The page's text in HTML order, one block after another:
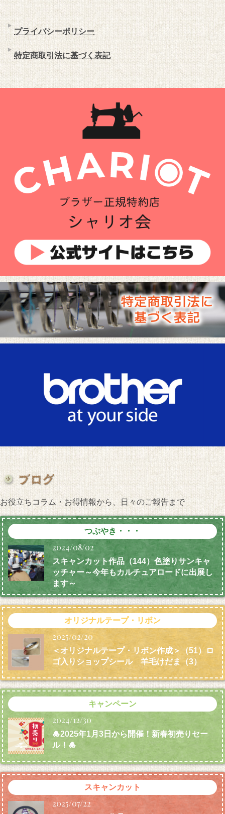
プライバシーポリシー
特定商取引法に基づく表記
お役立ちコラム・お得情報から、日々のご報告まで
つぶやき・・・
2024/08/02
スキャンカット作品（144）色塗りサンキャ
ッチャー～今年もカルチュアロードに出展し
ます～
オリジナルテープ・リボン
2025/02/20
＜オリジナルテープ・リボン作成＞（51）ロ
ゴ入りショップシール 羊毛けだま （3）
キャンペーン
2024/12/30
🎍2025年1月3日から開催！新春初売りセー
ル！🎍
スキャンカット
2025/07/22